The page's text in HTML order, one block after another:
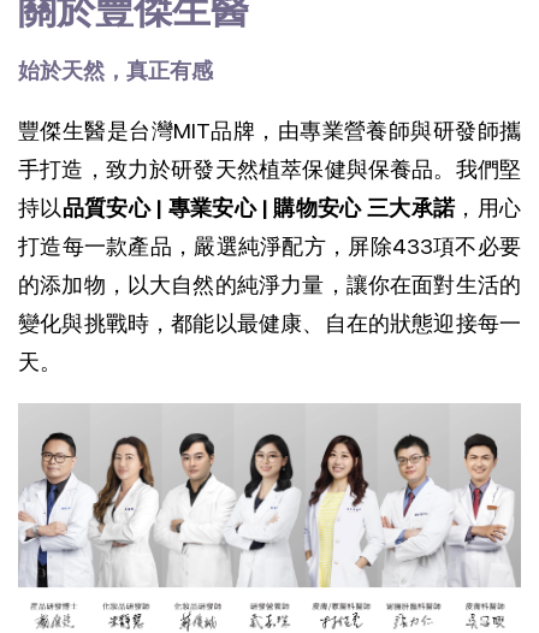
始於天然，真正有感
豐傑生醫是台灣MIT品牌，由專業營養師與研發師攜
手打造，致力於研發天然植萃保健與保養品。我們堅
持以品質安心 | 專業安心 | 購物安心 三大承諾，用心
打造每一款產品， 嚴選純淨配方，屏除433項不必要
的添加物，以大自然的純淨力量，讓你在面對生活的
變化與挑戰時，都能以最健康、自在的狀態迎接每一
天。